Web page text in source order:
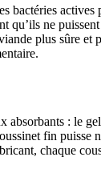
ne
plus sûre
absorbants : le
fin
chaque